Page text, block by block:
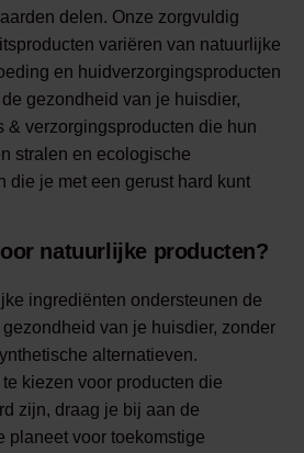
delen. Onze zorgvuldig
variëren van natuurlijke
en huidverzorgingsproducten
gezondheid van je huisdier,
& verzorgingsproducten die hun
stralen en ecologische
die je met een gerust hard kunt
natuurlijke producten?
ingrediënten ondersteunen de
van je huisdier, zonder
alternatieven.
te kiezen voor producten die
zijn, draag je bij aan de
planeet voor toekomstige